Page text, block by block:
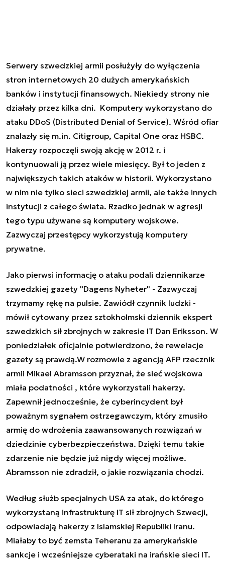
Serwery szwedzkiej armii posłużyły do wyłączenia
stron internetowych 20 dużych amerykańskich
banków i instytucji finansowych. Niekiedy strony nie
działały przez kilka dni. Komputery wykorzystano do
ataku DDoS (Distributed Denial of Service). Wśród ofiar
znalazły się m.in. Citigroup, Capital One oraz HSBC.
Hakerzy rozpoczęli swoją akcję w 2012 r. i
kontynuowali ją przez wiele miesięcy. Był to jeden z
największych takich ataków w historii. Wykorzystano
w nim nie tylko sieci szwedzkiej armii, ale także innych
instytucji z całego świata. Rzadko jednak w agresji
tego typu używane są komputery wojskowe.
Zazwyczaj przestępcy wykorzystują komputery
prywatne.
Jako pierwsi informację o ataku podali dziennikarze
szwedzkiej gazety "Dagens Nyheter" - Zazwyczaj
trzymamy rękę na pulsie. Zawiódł czynnik ludzki -
mówił cytowany przez sztokholmski dziennik ekspert
szwedzkich sił zbrojnych w zakresie IT Dan Eriksson. W
poniedziałek oficjalnie potwierdzono, że rewelacje
gazety są prawdą.W rozmowie z agencją AFP rzecznik
armii Mikael Abramsson przyznał, że sieć wojskowa
miała podatności , które wykorzystali hakerzy.
Zapewnił jednocześnie, że cyberincydent był
poważnym sygnałem ostrzegawczym, który zmusiło
armię do wdrożenia zaawansowanych rozwiązań w
dziedzinie cyberbezpieczeństwa. Dzięki temu takie
zdarzenie nie będzie już nigdy więcej możliwe.
Abramsson nie zdradził, o jakie rozwiązania chodzi.
Według służb specjalnych USA za atak, do którego
wykorzystaną infrastrukturę IT sił zbrojnych Szwecji,
odpowiadają hakerzy z Islamskiej Republiki Iranu.
Miałaby to być zemsta Teheranu za amerykańskie
sankcje i wcześniejsze cyberataki na irańskie sieci IT.